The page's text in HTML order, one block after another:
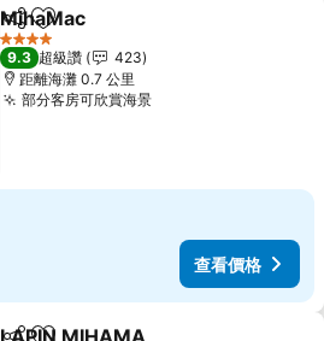
分享 加入我的最愛
MihaMac
4 星級
9.3 超級讚
423
距離海灘 0.7 公里
部分客房可欣賞海景查看價格
查看價格
LAPIN MIHAMA